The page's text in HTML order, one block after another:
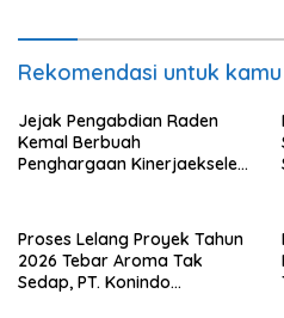
Rekomendasi untuk kamu
Jejak Pengabdian Raden
Kemal Berbuah
Penghargaan Kinerjaekselen
Proses Lelang Proyek Tahun
2026 Tebar Aroma Tak
Sedap, PT. Konindo